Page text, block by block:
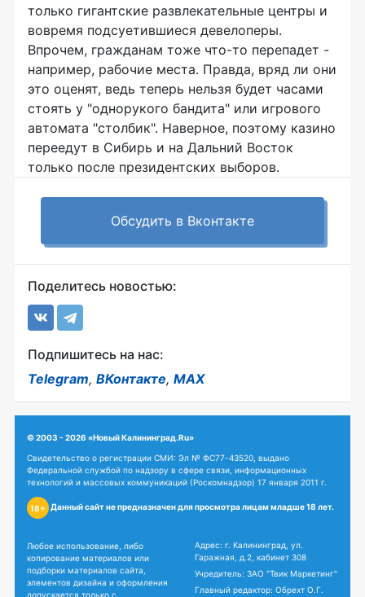
только гигантские развлекательные центры и
вовремя подсуетившиеся девелоперы.
Впрочем, гражданам тоже что-то перепадет -
например, рабочие места. Правда, вряд ли они
это оценят, ведь теперь нельзя будет часами
стоять у "однорукого бандита" или игрового
автомата "столбик". Наверное, поэтому казино
переедут в Сибирь и на Дальний Восток
только после президентских выборов.
Обсудить в Вконтакте
Поделитесь новостью:
Подпишитесь на нас:
Telegram, ВКонтакте, MAX
© 2003 - 2026 «Новый Калининград.Ru»
Свидетельство о регистрации СМИ: Эл № ФС77-43520, выдано
Федеральной службой по надзору в сфере связи, информационных
технологий и массовых коммуникаций (Роскомнадзор) 17 января 2011 г.
18+ Данный сайт не предназначен для просмотра лицам младше 18 лет.
Любое использование, либо
копирование материалов или
подборки материалов сайта,
элементов дизайна и оформления
допускается только с
Адрес: г. Калининград, ул.
Гаражная, д.2, кабинет 308
Учредитель: ЗАО "Твик Маркетинг"
Главный редактор: Обрехт О.Г.